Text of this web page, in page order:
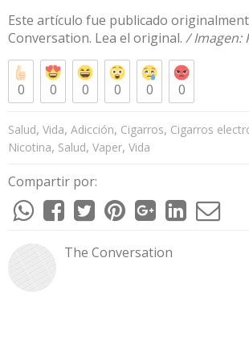
Este artículo fue publicado
Conversation. Lea el original. / Imagen:
0 0 0 0 0 0
Salud, Vida, Adicción, Cigarros, Cigarros
Nicotina, Salud, Vaper, Vida
Compartir por:
The Conversation